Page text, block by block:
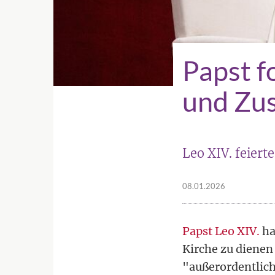
Papst
und
Leo XIV.
08.01.2026
Papst Leo XIV.
Kirche zu